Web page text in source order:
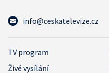
info@ceskatelevize.cz
TV program
Živé vysílání